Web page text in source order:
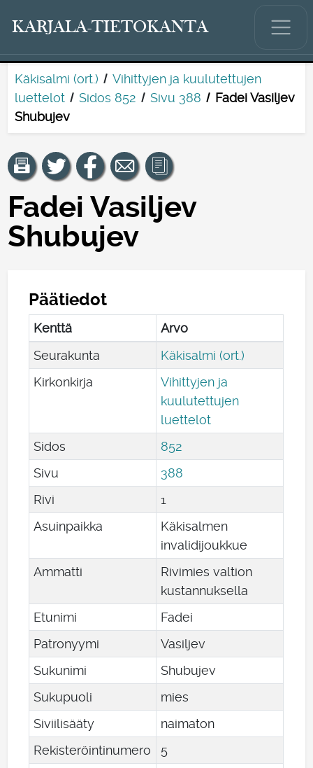
KARJALA-TIETOKANTA
Käkisalmi (ort.)
Vihittyjen ja kuulutettujen
luettelot
Sidos 852 Sivu 388
Fadei Vasiljev
Shubujev
Fadei Vasiljev
Shubujev
Päätiedot
Kenttä
Arvo
Seurakunta
Käkisalmi (ort.)
Kirkonkirja
Vihittyjen ja
kuulutettujen
luettelot
Sidos
852
Sivu
388
Rivi
1
Asuinpaikka
Käkisalmen
invalidijoukkue
Ammatti
Rivimies valtion
kustannuksella
Etunimi
Fadei
Patronyymi
Vasiljev
Sukunimi
Shubujev
Sukupuoli
mies
Siviilisääty
naimaton
Rekisteröintinumero
5